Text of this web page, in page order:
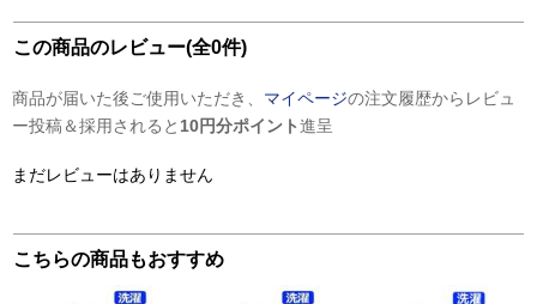
この商品のレビュー(全0件)
商品が届いた後ご使用いただき、 マイページの注文履歴からレビュ
ー投稿＆採用されると 10円分ポイント進呈
まだレビューはありません
こちらの商品もおすすめ